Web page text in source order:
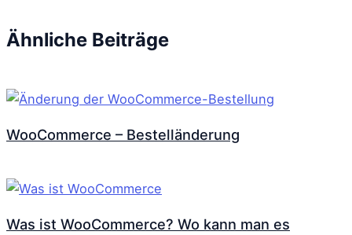
Ähnliche Beiträge
WooCommerce – Bestelländerung
Was ist WooCommerce? Wo kann man es